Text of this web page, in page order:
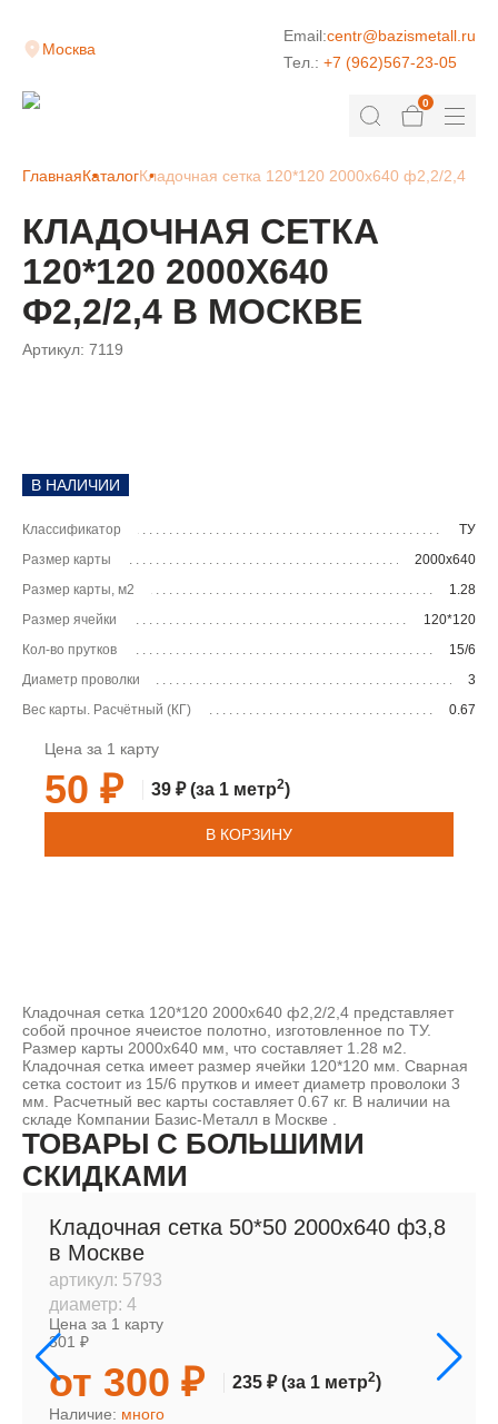
Москва
Email:centr@bazismetall.ru
Тел.: +7 (962)567-23-05
0
ГлавнаяКаталогКладочная сетка 120*120 2000х640 ф2,2/2,4
КЛАДОЧНАЯ СЕТКА
120*120 2000Х640
Ф2,2/2,4 В МОСКВЕ
Артикул: 7119
В НАЛИЧИИ
Классификатор
ТУ
Размер карты
2000х640
Размер карты, м2
1.28
Размер ячейки
120*120
Кол-во прутков
15/6
Диаметр проволки
3
Вес карты. Расчётный (КГ)
0.67
Цена за 1 карту
50 ₽ 39 ₽(за 1 метр2)
В КОРЗИНУ
Кладочная сетка 120*120 2000х640 ф2,2/2,4 представляет
собой прочное ячеистое полотно, изготовленное по ТУ.
Размер карты 2000х640 мм, что составляет 1.28 м2.
Кладочная сетка имеет размер ячейки 120*120 мм. Сварная
сетка состоит из 15/6 прутков и имеет диаметр проволоки 3
мм. Расчетный вес карты составляет 0.67 кг. В наличии на
складе Компании Базис-Металл в Москве .
ТОВАРЫ С БОЛЬШИМИ
СКИДКАМИ
Кладочная сетка 50*50 2000х640 ф3,8
в Москве
артикул: 5793
диаметр: 4
Цена за 1 карту
301 ₽
от 300 ₽ 235 ₽(за 1 метр2)
Наличие: много